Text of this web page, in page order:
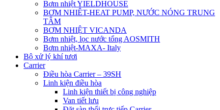
Bơm nhiệt YIELDHOUSE
BƠM NHIÊT-HEAT PUMP, NƯỚC NÓNG TRUNG
TÂM
BƠM NHIỆT VICANDA
Bơm nhiệt, lọc nước tổng AOSMITH
Bơm nhiệt-MAXA- Italy
Bộ xử lý khí tươi
Carrier
Điều hòa Carrier – 39SH
Linh kiện điều hòa
Linh kiện thiết bị công nghiệp
Van tiết lưu